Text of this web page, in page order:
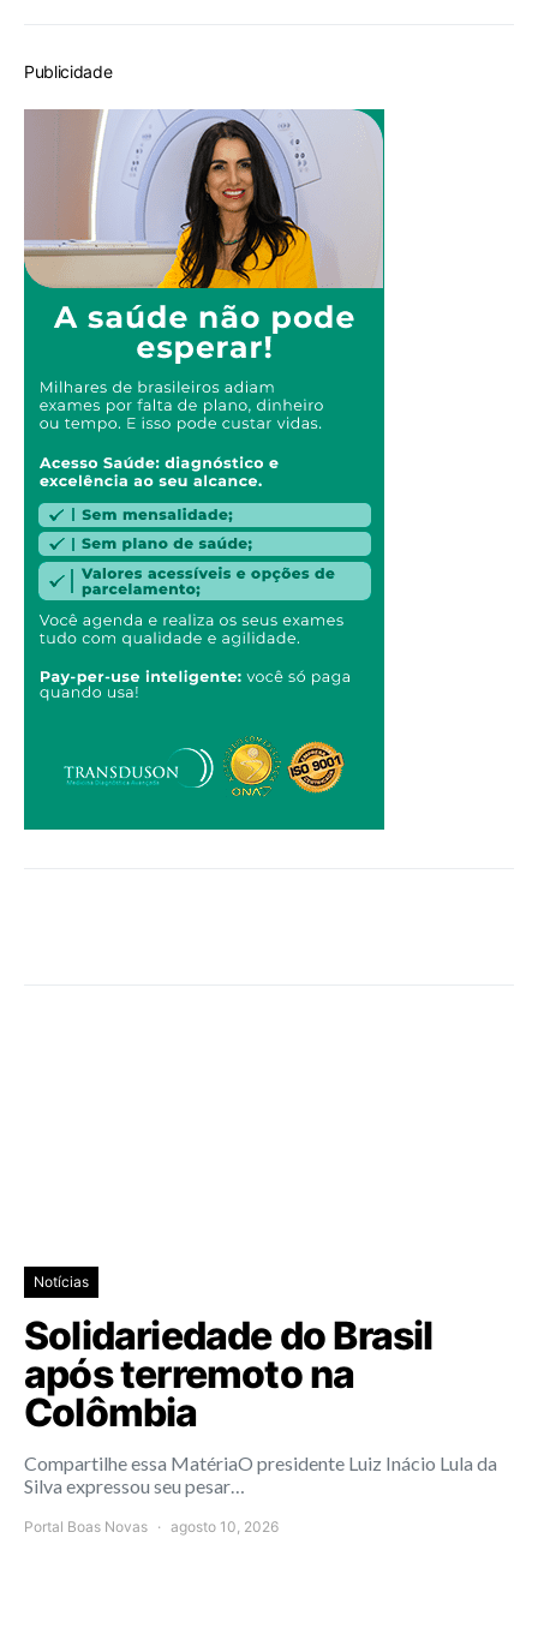
Publicidade
Notícias
Solidariedade do Brasil
após terremoto na
Colômbia
Compartilhe essa MatériaO presidente Luiz Inácio Lula da
Silva expressou seu pesar…
Portal Boas Novas agosto 10, 2026